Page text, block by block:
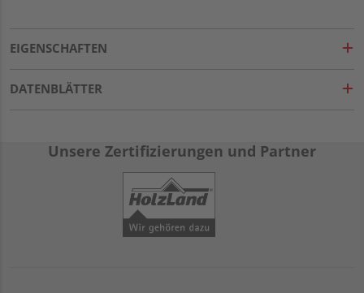
EIGENSCHAFTEN
DATENBLÄTTER
Unsere Zertifizierungen und Partner